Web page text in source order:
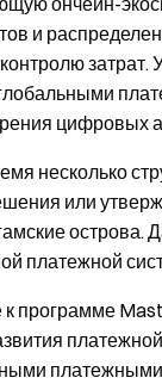
и
цифровых
несколько
или
острова.
платежной
программе